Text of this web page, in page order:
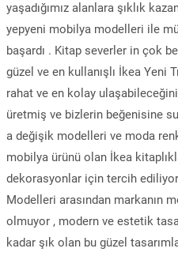
yaşadığımız alanlara şıklık
yepyeni mobilya modelleri ile
başardı . Kitap severler in çok
güzel ve en kullanışlı İkea Yeni
rahat ve en kolay
üretmiş ve bizlerin beğenisine
a değişik modelleri ve moda
mobilya ürünü olan İkea
dekorasyonlar için tercih
Modelleri arasından markanın
olmuyor , modern ve estetik
kadar şık olan bu güzel